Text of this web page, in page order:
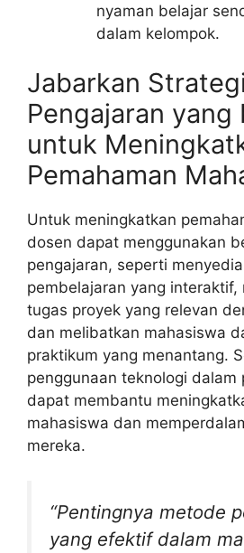
nyaman belajar
dalam kelompok.
Jabarkan Strategi
Pengajaran yang
untuk
Pemahaman
Untuk meningkatkan
dosen dapat menggunakan
pengajaran, seperti
pembelajaran yang interaktif,
tugas proyek yang relevan
dan melibatkan mahasiswa
praktikum yang menantang.
penggunaan teknologi dalam
dapat membantu
mahasiswa dan
mereka.
“Pentingnya metode
yang efektif dalam